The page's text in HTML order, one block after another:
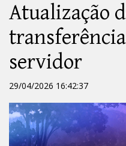
Atualização
servidor
29/04/2026 16:42:37